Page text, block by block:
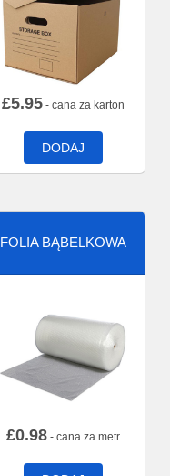
£5.95- cana za karton
DODAJ
FOLIA BĄBELKOWA
£0.98- cana za metr